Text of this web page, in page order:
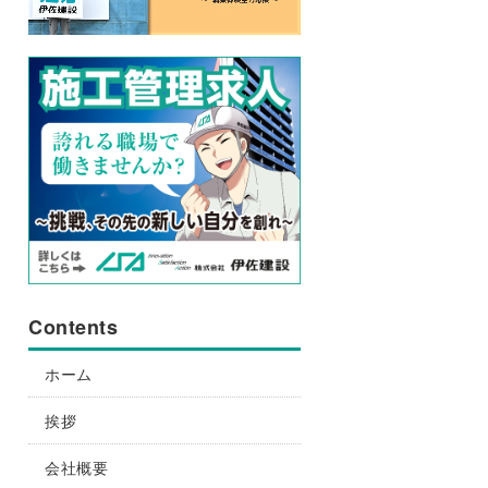
Contents
ホーム
挨拶
会社概要